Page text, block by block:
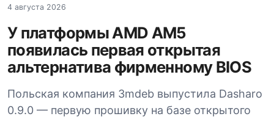
4 августа 2026
У платформы AMD AM5
появилась первая открытая
альтернатива фирменному BIOS
Польская компания 3mdeb выпустила Dasharo
0.9.0 — первую прошивку на базе открытого